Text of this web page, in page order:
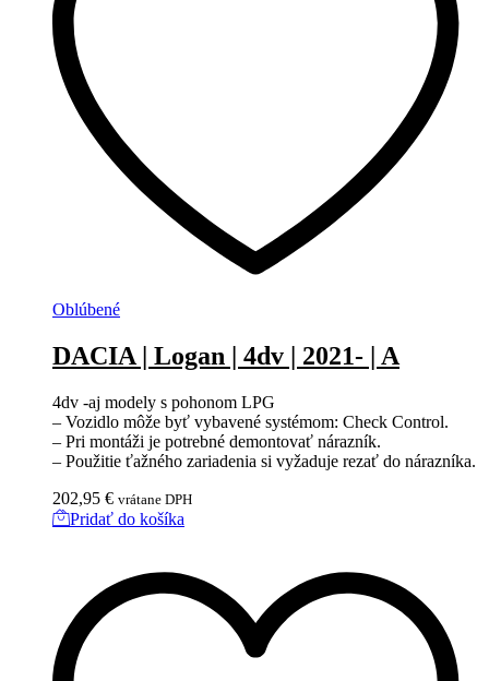
Oblúbené
DACIA | Logan | 4dv | 2021- | A
4dv -aj modely s pohonom LPG
– Vozidlo môže byť vybavené systémom: Check Control.
– Pri montáži je potrebné demontovať nárazník.
– Použitie ťažného zariadenia si vyžaduje rezať do nárazníka.
202,95 € vrátane DPH
Pridať do košíka